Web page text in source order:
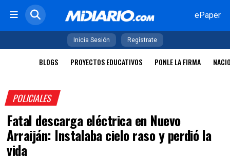
ePaper
Inicia Sesión Regístrate
BLOGS PROYECTOS EDUCATIVOS PONLE LA FIRMA
POLICIALES
Fatal descarga eléctrica en Nuevo
Arraiján: Instalaba cielo raso y perdió la
vida